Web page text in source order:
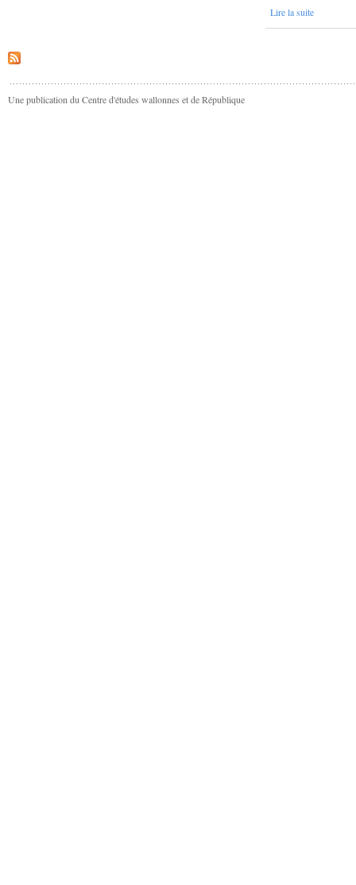
Lire la suite
Une publication du Centre d'études wallonnes et de République